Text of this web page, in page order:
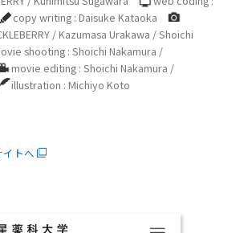
copy writing : Daisuke Kataoka
/ Kazumasa Urakawa / Shoichi
shooting : Shoichi Nakamura /
movie editing : Shoichi Nakamura /
illustration : Michiyo Koto
トへ